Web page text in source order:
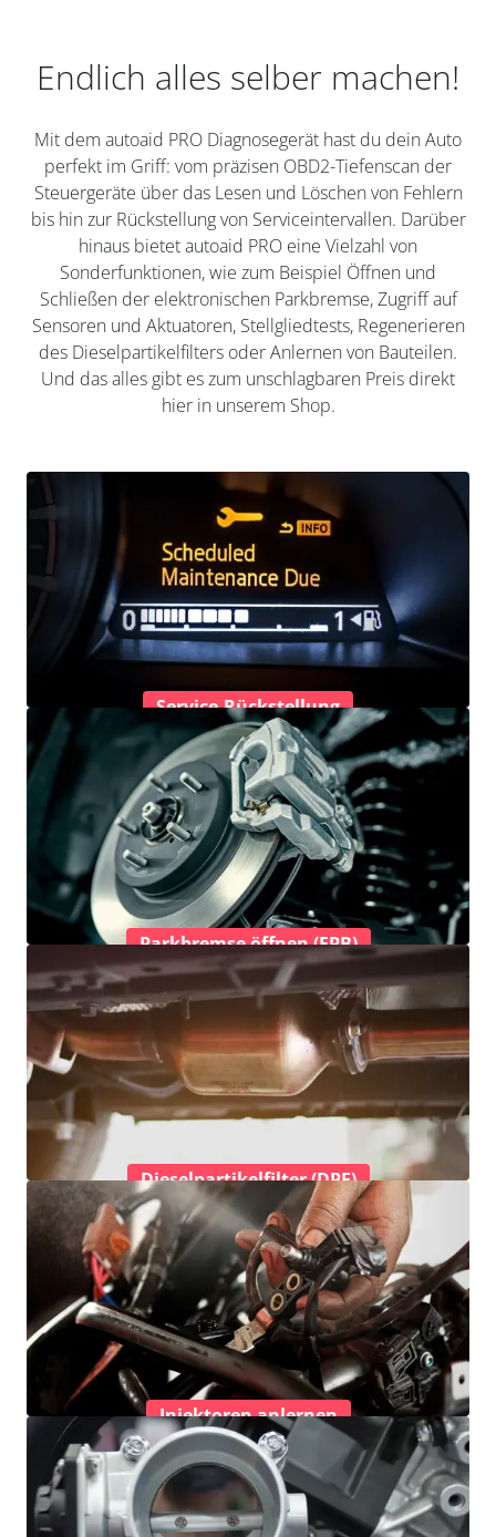
Endlich alles selber machen!
Mit dem autoaid PRO Diagnosegerät hast du dein Auto
perfekt im Griff: vom präzisen OBD2-Tiefenscan der
Steuergeräte über das Lesen und Löschen von Fehlern
bis hin zur Rückstellung von Serviceintervallen. Darüber
hinaus bietet autoaid PRO eine Vielzahl von
Sonderfunktionen, wie zum Beispiel Öffnen und
Schließen der elektronischen Parkbremse, Zugriff auf
Sensoren und Aktuatoren, Stellgliedtests, Regenerieren
des Dieselpartikelfilters oder Anlernen von Bauteilen.
Und das alles gibt es zum unschlagbaren Preis direkt
hier in unserem Shop.
Service-Rückstellung
Parkbremse öffnen (EPB)
Dieselpartikelfilter (DPF)
Injektoren anlernen